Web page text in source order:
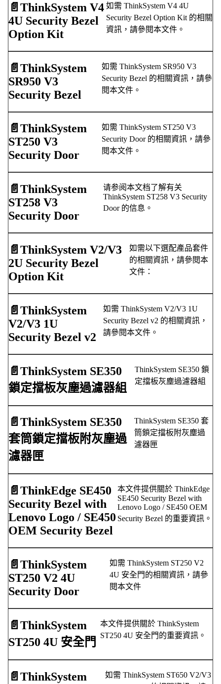
📄️ ThinkSystem V4
4U Security Bezel
Option Kit
如需 ThinkSystem V4 4U
Security Bezel Option Kit 的相關
資訊，請參閱本文件。
📄️ ThinkSystem
SR950 V3
Security Bezel
如需 ThinkSystem SR950 V3
Security Bezel 的相關資訊，請參
閱本文件。
📄️ ThinkSystem
ST250 V3
Security Door
如需 ThinkSystem ST250 V3
Security Door 的相關資訊，請參
閱本文件。
📄️ ThinkSystem
ST258 V3
Security Door
请参阅本文档了解有关
ThinkSystem ST258 V3 Security
Door 的信息。
📄️ ThinkSystem V2/V3
2U Security Bezel
Option Kit
如需以下選配產品套件
的相關資訊，請參閱本
文件：
📄️ ThinkSystem
V2/V3 1U
Security Bezel v2
如需 ThinkSystem V2/V3 1U
Security Bezel v2 的相關資訊，
請參閱本文件。
📄️ ThinkSystem SE350
鎖定擋板灰塵過濾器組
ThinkSystem SE350 鎖
定擋板灰塵過濾器組
📄️ ThinkSystem SE350
套筒鎖定擋板附灰塵過
濾器匣
ThinkSystem SE350 套
筒鎖定擋板附灰塵過
濾器匣
📄️ ThinkEdge SE450
Security Bezel with
Lenovo Logo / SE450
OEM Security Bezel
本文件提供關於 ThinkEdge
SE450 Security Bezel with
Lenovo Logo / SE450 OEM
Security Bezel 的重要資訊。
📄️ ThinkSystem
ST250 V2 4U
Security Door
如需 ThinkSystem ST250 V2
4U 安全門的相關資訊，請參
閱本文件
📄️ ThinkSystem
ST250 4U 安全門
本文件提供關於 ThinkSystem
ST250 4U 安全門的重要資訊。
📄️ ThinkSystem
如需 ThinkSystem ST650 V2/V3